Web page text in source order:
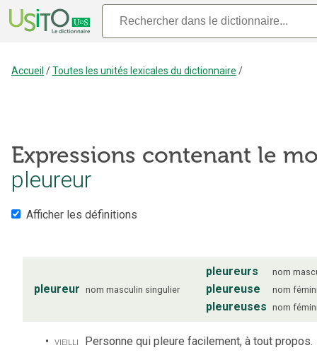
Accueil /Toutes les unités lexicales du dictionnaire /
Expressions contenant le
pleureur
Afficher les définitions
pleureur nom masculin singulier
pleureurs nom
pleureuse nom
pleureuses nom
vieilli Personne qui pleure facilement, à tout propos.